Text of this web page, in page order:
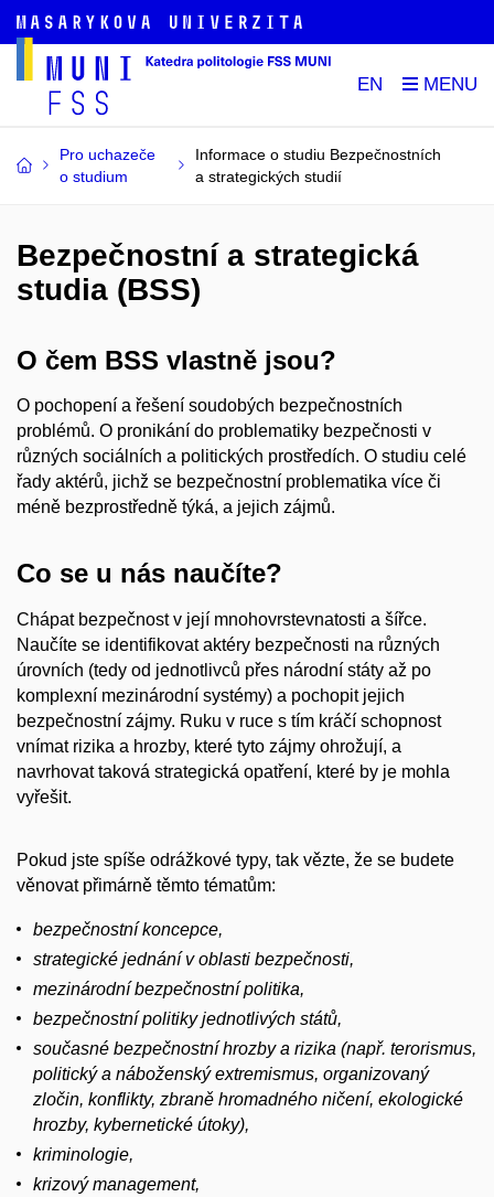
EN
Pro uchazeče
o studium
Informace o studiu Bezpečnostních
a strategických studií
Bezpečnostní a strategická
studia (BSS)
O čem BSS vlastně jsou?
O pochopení a řešení soudobých bezpečnostních
problémů. O pronikání do problematiky bezpečnosti v
různých sociálních a politických prostředích. O studiu celé
řady aktérů, jichž se bezpečnostní problematika více či
méně bezprostředně týká, a jejich zájmů.
Co se u nás naučíte?
Chápat bezpečnost v její mnohovrstevnatosti a šířce.
Naučíte se identifikovat aktéry bezpečnosti na různých
úrovních (tedy od jednotlivců přes národní státy až po
komplexní mezinárodní systémy) a pochopit jejich
bezpečnostní zájmy. Ruku v ruce s tím kráčí schopnost
vnímat rizika a hrozby, které tyto zájmy ohrožují, a
navrhovat taková strategická opatření, které by je mohla
vyřešit.
Pokud jste spíše odrážkové typy, tak vězte, že se budete
věnovat přimárně těmto tématům:
bezpečnostní koncepce,
strategické jednání v oblasti bezpečnosti,
mezinárodní bezpečnostní politika,
bezpečnostní politiky jednotlivých států,
současné bezpečnostní hrozby a rizika (např. terorismus,
politický a náboženský extremismus, organizovaný
zločin, konflikty, zbraně hromadného ničení, ekologické
hrozby, kybernetické útoky),
kriminologie,
krizový management,